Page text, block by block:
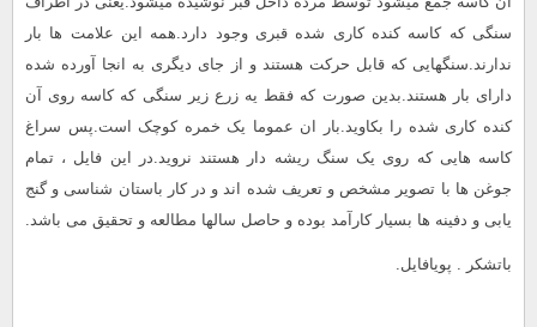
سنگی که کاسه کنده کاری شده قبری وجود دارد.همه این علامت ها بار
ندارند.سنگهایی که قابل حرکت هستند و از جای دیگری به انجا آورده شده
دارای بار هستند.بدین صورت که فقط یه زرع زیر سنگی که کاسه روی آن
کنده کاری شده را بکاوید.بار ان عموما یک خمره کوچک است.پس سراغ
کاسه هایی که روی یک سنگ ریشه دار هستند نروید.در این فایل ، تمام
جوغن ها با تصویر مشخص و تعریف شده اند و در کار باستان شناسی و گنج
یابی و دفینه ها بسیار کارآمد بوده و حاصل سالها مطالعه و تحقیق می باشد.
باتشکر . پویافایل